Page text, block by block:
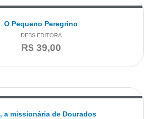
O Pequeno Peregrino
DEBS EDITORA
R$39,00
a missionária de Dourados